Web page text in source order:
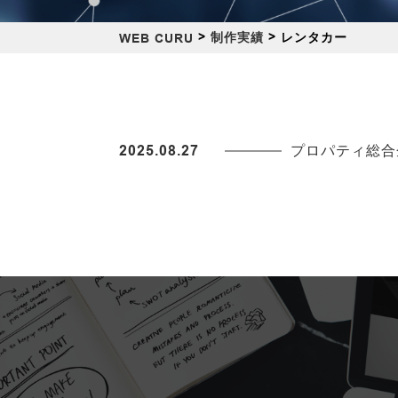
WEB CURU >制作実績 > レンタカー
2025.08.27 プロパティ総